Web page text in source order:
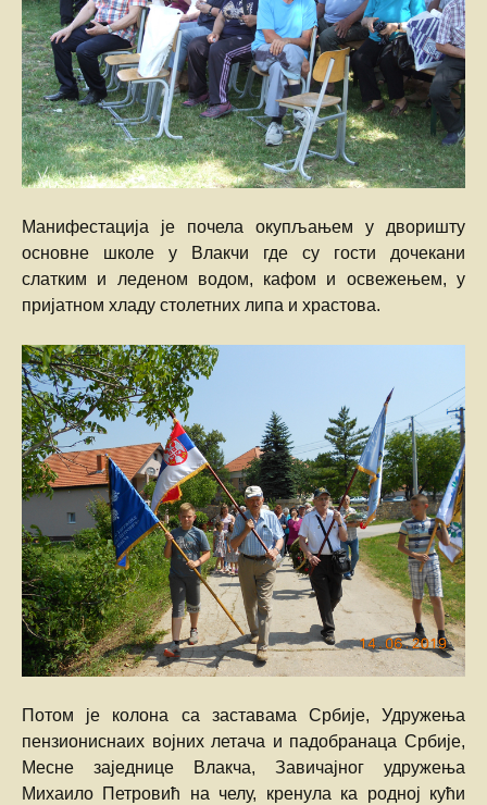
Манифестација је почела окупљањем у дворишту
основне школе у Влакчи где су гости дочекани
слатким и леденом водом, кафом и освежењем, у
пријатном хладу столетних липа и храстова.
Потом је колона са заставама Србије, Удружења
пензиониснаих војних летача и падобранаца Србије,
Месне заједнице Влакча, Завичајног удружења
Михаило Петровић на челу, кренула ка родној кући